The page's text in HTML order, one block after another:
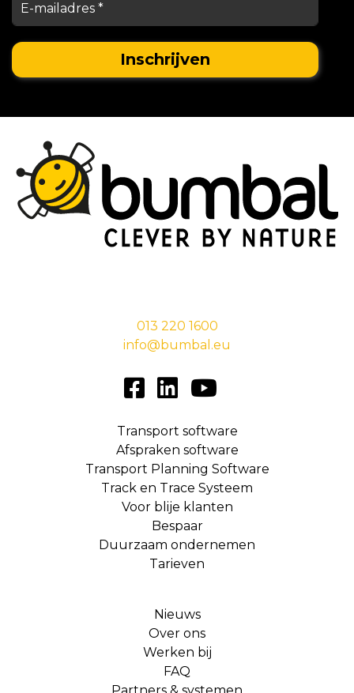
013 220 1600
info@bumbal.eu
Transport software
Afspraken software
Transport Planning Software
Track en Trace Systeem
Voor blije klanten
Bespaar
Duurzaam ondernemen
Tarieven
Nieuws
Over ons
Werken bij
FAQ